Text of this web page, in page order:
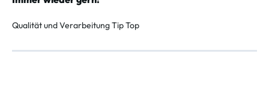
Qualität und Verarbeitung Tip Top